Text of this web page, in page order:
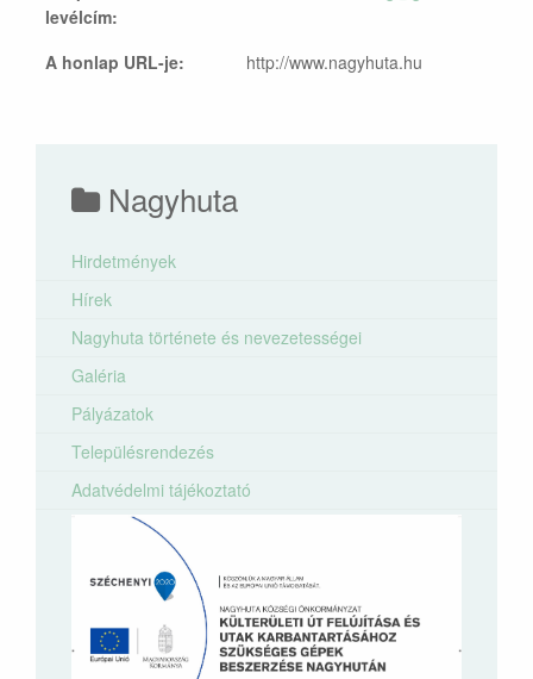
levélcím:
A honlap URL-je: http://www.nagyhuta.hu
Nagyhuta
Hirdetmények
Hírek
Nagyhuta története és nevezetességei
Galéria
Pályázatok
Településrendezés
Adatvédelmi tájékoztató